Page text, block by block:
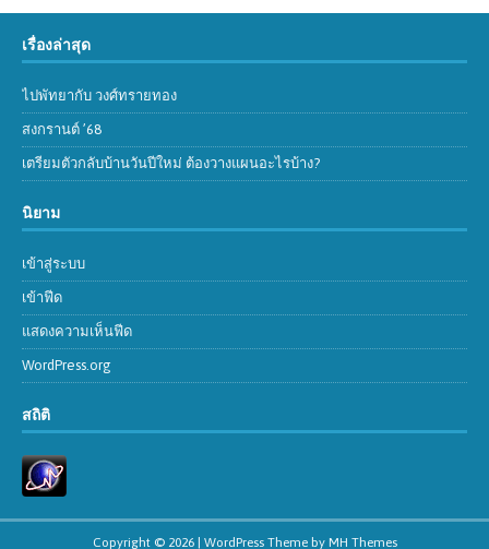
เรื่องล่าสุด
ไปพัทยากับ วงศ์ทรายทอง
สงกรานต์ ’68
เตรียมตัวกลับบ้านวันปีใหม่ ต้องวางแผนอะไรบ้าง?
นิยาม
เข้าสู่ระบบ
เข้าฟีด
แสดงความเห็นฟีด
WordPress.org
สถิติ
Copyright © 2026 | WordPress Theme by MH Themes